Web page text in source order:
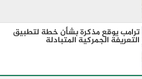
ترامب يوقع مذكرة بشأن خطة لتطبيق
التعريفة الجمركية المتبادلة